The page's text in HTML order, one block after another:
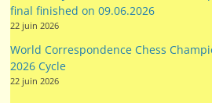
Tournament Announcement for the 9th
15 juillet 2026
2026/28 British Correspondence Chess